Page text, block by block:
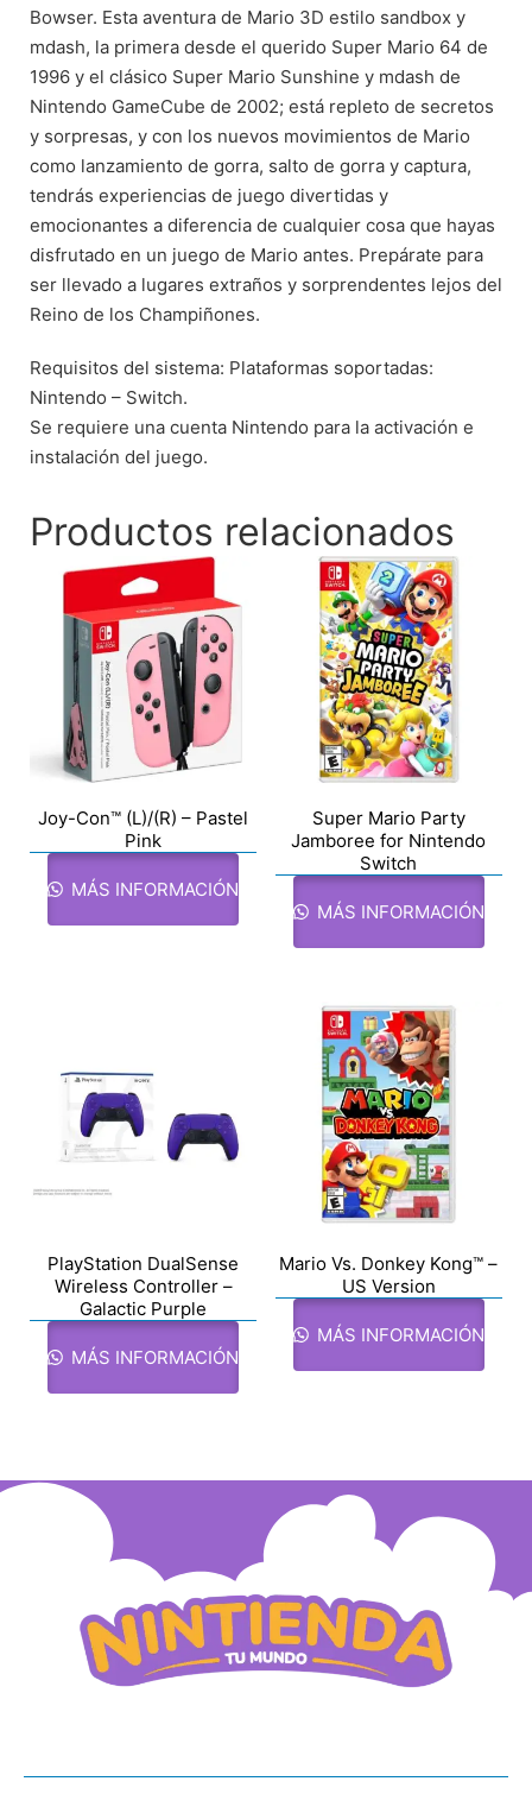
Bowser. Esta aventura de Mario 3D estilo sandbox y
mdash, la primera desde el querido Super Mario 64 de
1996 y el clásico Super Mario Sunshine y mdash de
Nintendo GameCube de 2002; está repleto de secretos
y sorpresas, y con los nuevos movimientos de Mario
como lanzamiento de gorra, salto de gorra y captura,
tendrás experiencias de juego divertidas y
emocionantes a diferencia de cualquier cosa que hayas
disfrutado en un juego de Mario antes. Prepárate para
ser llevado a lugares extraños y sorprendentes lejos del
Reino de los Champiñones.
Requisitos del sistema: Plataformas soportadas:
Nintendo – Switch.
Se requiere una cuenta Nintendo para la activación e
instalación del juego.​
Productos relacionados
Joy-Con™ (L)/(R) – Pastel
Pink
MÁS INFORMACIÓN
Super Mario Party
Jamboree for Nintendo
Switch
MÁS INFORMACIÓN
PlayStation DualSense
Wireless Controller –
Galactic Purple
MÁS INFORMACIÓN
Mario Vs. Donkey Kong™ –
US Version
MÁS INFORMACIÓN